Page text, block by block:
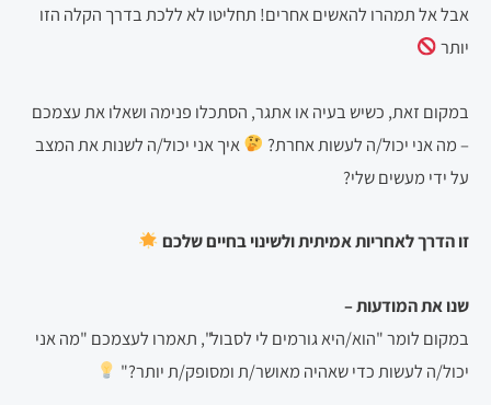
אבל אל תמהרו להאשים אחרים! תחליטו לא ללכת בדרך הקלה הזו
יותר
במקום זאת, כשיש בעיה או אתגר, הסתכלו פנימה ושאלו את עצמכם
– מה אני יכול/ה לעשות אחרת?
איך אני יכול/ה לשנות את המצב
על ידי מעשים שלי?
זו הדרך לאחריות אמיתית ולשינוי בחיים שלכם
שנו את המודעות –
במקום לומר "הוא/היא גורמים לי לסבול", תאמרו לעצמכם "מה אני
יכול/ה לעשות כדי שאהיה מאושר/ת ומסופק/ת יותר?"